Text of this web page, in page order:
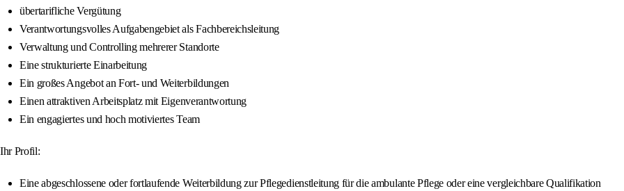
übertarifliche Vergütung
Verantwortungsvolles Aufgabengebiet als Fachbereichsleitung
Verwaltung und Controlling mehrerer Standorte
Eine strukturierte Einarbeitung
Ein großes Angebot an Fort- und Weiterbildungen
Einen attraktiven Arbeitsplatz mit Eigenverantwortung
Ein engagiertes und hoch motiviertes Team
Ihr Profil:
Eine abgeschlossene oder fortlaufende Weiterbildung zur Pflegedienstleitung für die ambulante Pflege oder eine vergleichbare Qualifikation